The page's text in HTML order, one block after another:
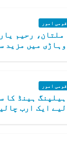
قومی امور
ملتان، رحیم
وہاڑی میں مزید
قومی امور
ہیلپنگ ہینڈ کا
لیے ایک ارب